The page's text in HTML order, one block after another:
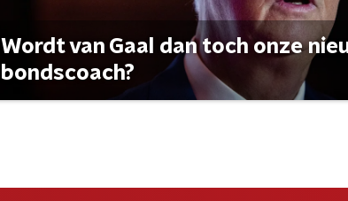
Wordt van Gaal dan toch onze
bondscoach?